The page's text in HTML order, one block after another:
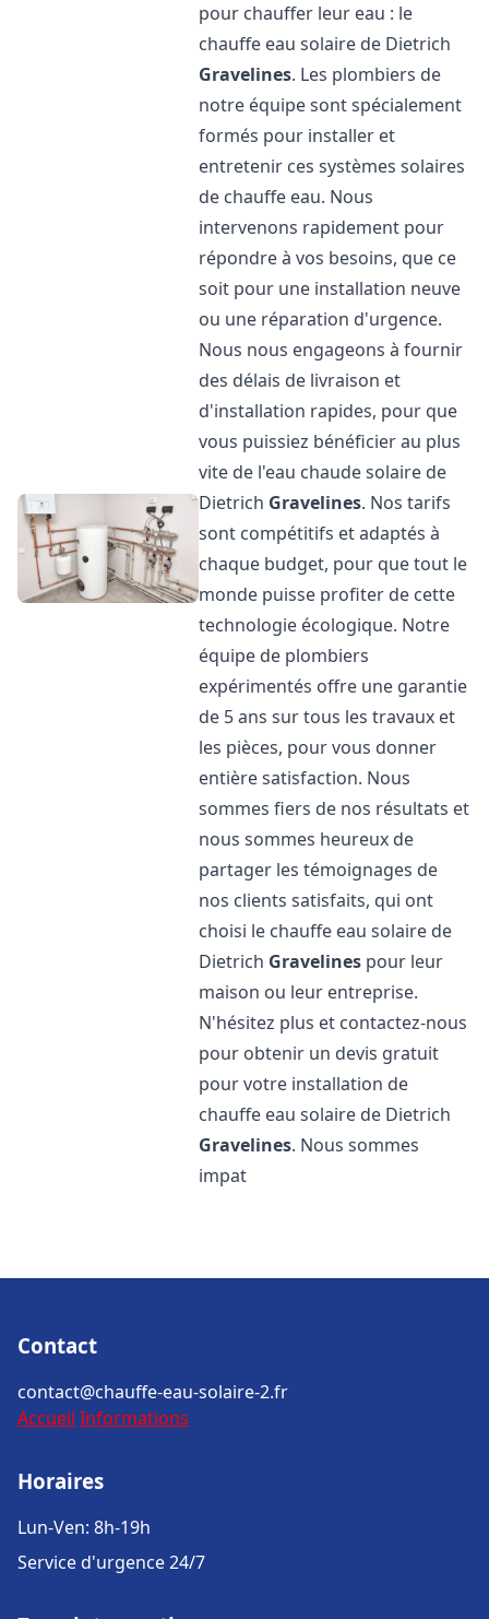
pour chauffer leur eau : le
chauffe eau solaire de Dietrich
Gravelines. Les plombiers de
notre équipe sont spécialement
formés pour installer et
entretenir ces systèmes solaires
de chauffe eau. Nous
intervenons rapidement pour
répondre à vos besoins, que ce
soit pour une installation neuve
ou une réparation d'urgence.
Nous nous engageons à fournir
des délais de livraison et
d'installation rapides, pour que
vous puissiez bénéficier au plus
vite de l'eau chaude solaire de
Dietrich Gravelines. Nos tarifs
sont compétitifs et adaptés à
chaque budget, pour que tout le
monde puisse profiter de cette
technologie écologique. Notre
équipe de plombiers
expérimentés offre une garantie
de 5 ans sur tous les travaux et
les pièces, pour vous donner
entière satisfaction. Nous
sommes fiers de nos résultats et
nous sommes heureux de
partager les témoignages de
nos clients satisfaits, qui ont
choisi le chauffe eau solaire de
Dietrich Gravelines pour leur
maison ou leur entreprise.
N'hésitez plus et contactez-nous
pour obtenir un devis gratuit
pour votre installation de
chauffe eau solaire de Dietrich
Gravelines. Nous sommes
impat
Contact
contact@chauffe-eau-solaire-2.fr
Accueil Informations
Horaires
Lun-Ven: 8h-19h
Service d'urgence 24/7